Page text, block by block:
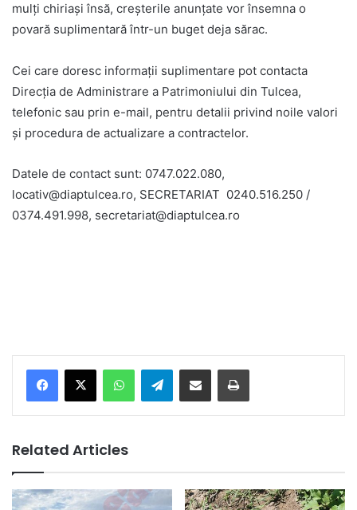
mulți chiriași însă, creșterile anunțate vor însemna o
povară suplimentară într-un buget deja sărac.
Cei care doresc informații suplimentare pot contacta
Direcția de Administrare a Patrimoniului din Tulcea,
telefonic sau prin e-mail, pentru detalii privind noile valori
și procedura de actualizare a contractelor.
Datele de contact sunt: 0747.022.080,
locativ@diaptulcea.ro, SECRETARIAT 0240.516.250 /
0374.491.998, secretariat@diaptulcea.ro
Telegram
Related Articles